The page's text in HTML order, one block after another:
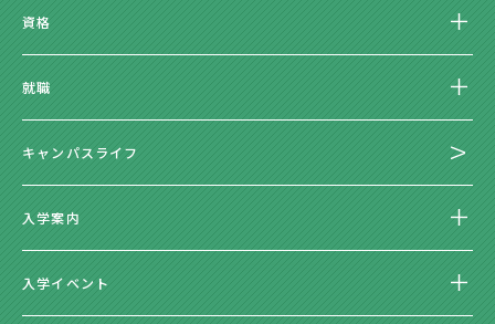
資格
就職
キャンパスライフ
入学案内
入学イベント